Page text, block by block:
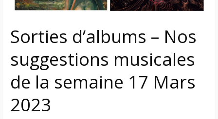
Sorties d’albums – Nos
suggestions musicales
de la semaine 17 Mars
2023